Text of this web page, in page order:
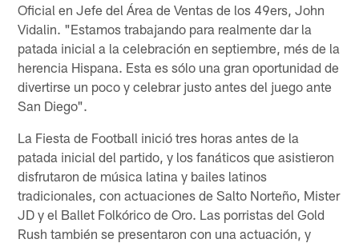
Oficial en Jefe del Área de Ventas de los 49ers, John
Vidalin. "Estamos trabajando para realmente dar la
patada inicial a la celebración en septiembre, més de la
herencia Hispana. Esta es sólo una gran oportunidad de
divertirse un poco y celebrar justo antes del juego ante
San Diego".
La Fiesta de Football inició tres horas antes de la
patada inicial del partido, y los fanáticos que asistieron
disfrutaron de música latina y bailes latinos
tradicionales, con actuaciones de Salto Norteño, Mister
JD y el Ballet Folkórico de Oro. Las porristas del Gold
Rush también se presentaron con una actuación, y